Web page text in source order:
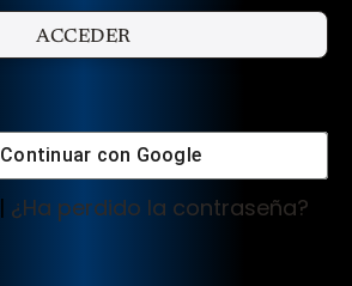
Continuar con Google
| ¿Ha perdido la contraseña?